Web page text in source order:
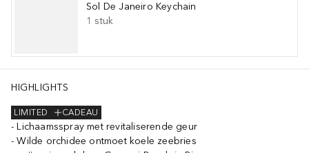
Sol De Janeiro Keychain
1 stuk
HIGHLIGHTS
CADEAU
LIMITED
Lichaamsspray met revitaliserende geur
Wilde orchidee ontmoet koele zeebries